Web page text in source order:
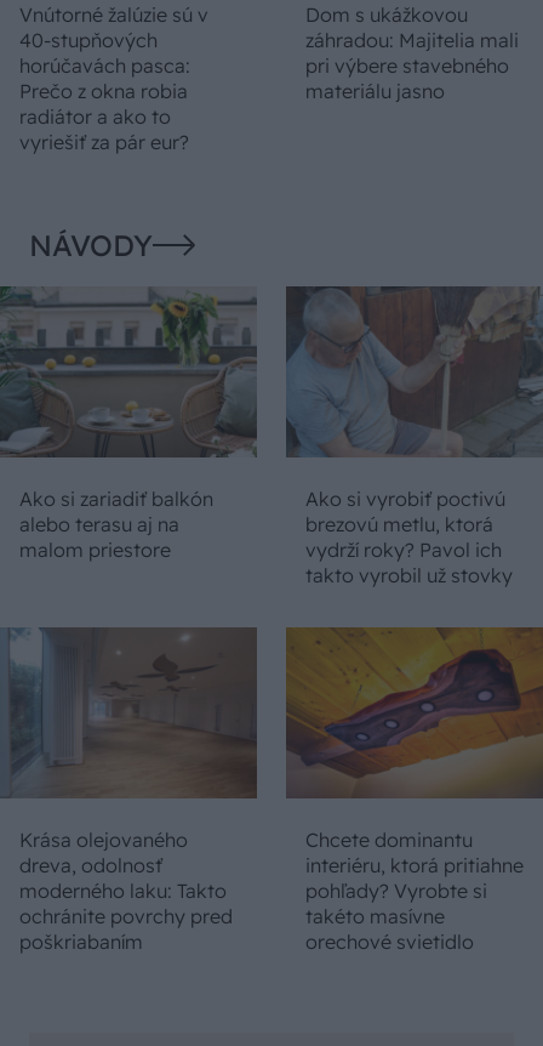
Vnútorné žalúzie sú v
40-stupňových
horúčavách pasca:
Prečo z okna robia
radiátor a ako to
vyriešiť za pár eur?
Dom s ukážkovou
záhradou: Majitelia mali
pri výbere stavebného
materiálu jasno
NÁVODY
Ako si zariadiť balkón
alebo terasu aj na
malom priestore
Ako si vyrobiť poctivú
brezovú metlu, ktorá
vydrží roky? Pavol ich
takto vyrobil už stovky
Krása olejovaného
dreva, odolnosť
moderného laku: Takto
ochránite povrchy pred
poškriabaním
Chcete dominantu
interiéru, ktorá pritiahne
pohľady? Vyrobte si
takéto masívne
orechové svietidlo